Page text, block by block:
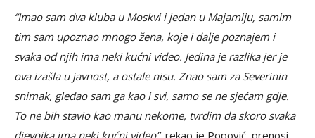
“Imao sam dva kluba u Moskvi i jedan u Majamiju, samim
tim sam upoznao mnogo žena, koje i dalje poznajem i
svaka od njih ima neki kućni video. Jedina je razlika jer je
ova izašla u javnost, a ostale nisu. Znao sam za Severinin
snimak, gledao sam ga kao i svi, samo se ne sjećam gdje.
To ne bih stavio kao manu nekome, tvrdim da skoro svaka
djevojka ima neki kućni video”, rekao je Popović, prenosi